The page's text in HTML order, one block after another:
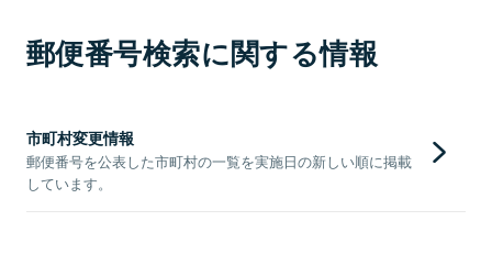
郵便番号検索に関する情報
市町村変更情報
郵便番号を公表した市町村の一覧を実施日の新しい順に掲載
しています。